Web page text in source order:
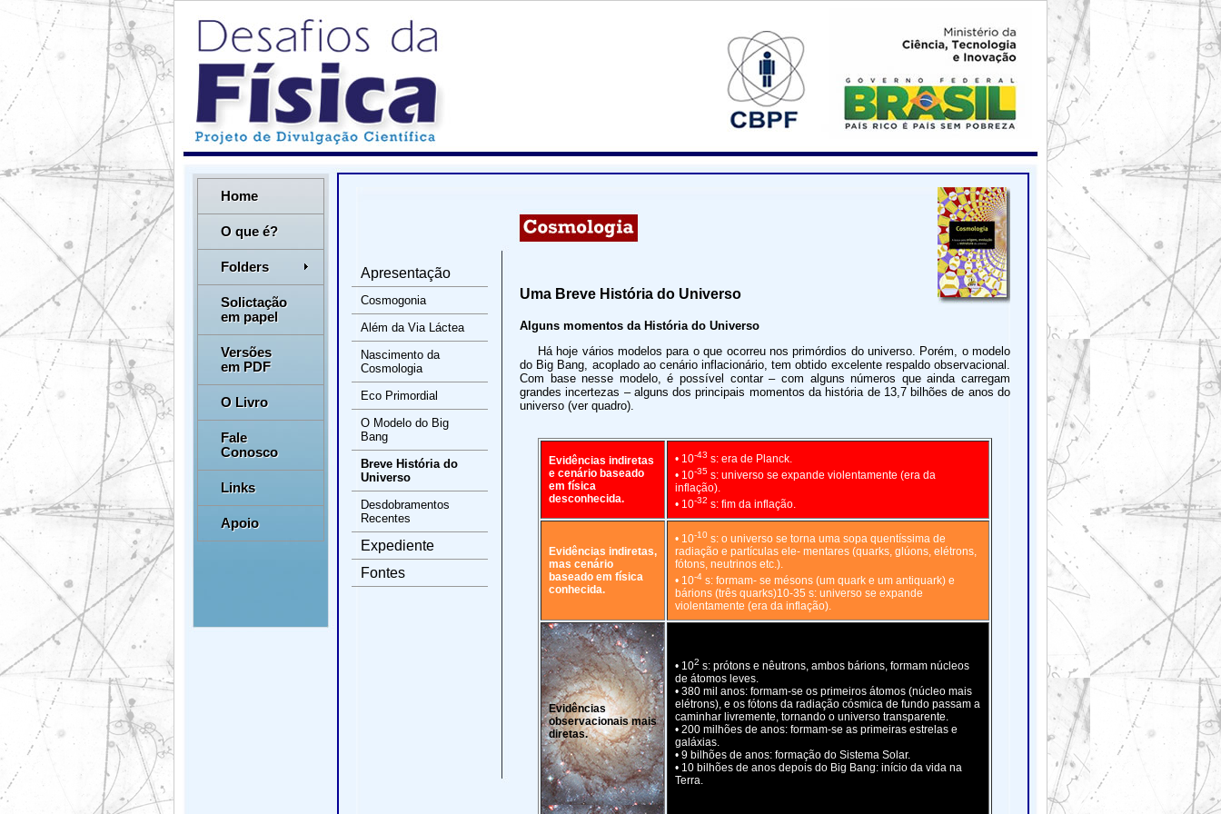
Home
O que é?
Folders
Solictação
em papel
Versões
em PDF
O Livro
Fale
Conosco
Links
Apoio
Uma Breve História do Universo
Alguns momentos da História do Universo
Há hoje vários modelos para o que ocorreu nos primórdios do universo. Porém, o modelo
do Big Bang, acoplado ao cenário inflacionário, tem obtido excelente respaldo observacional.
Com base nesse modelo, é possível contar – com alguns números que ainda carregam
grandes incertezas – alguns dos principais momentos da história de 13,7 bilhões de anos do
universo (ver quadro).
Evidências indiretas
e cenário baseado
em física
desconhecida.
• 10-43 s: era de Planck.
• 10-35 s: universo se expande violentamente (era da
inflação).
• 10-32 s: fim da inflação.
Evidências indiretas,
mas cenário
baseado em física
conhecida.
• 10-10 s: o universo se torna uma sopa quentíssima de
radiação e partículas ele- mentares (quarks, glúons, elétrons,
fótons, neutrinos etc.).
• 10-4 s: formam- se mésons (um quark e um antiquark) e
bárions (três quarks)10-35 s: universo se expande
violentamente (era da inflação).
Evidências
observacionais mais
diretas.
• 102 s: prótons e nêutrons, ambos bárions, formam núcleos
de átomos leves.
• 380 mil anos: formam-se os primeiros átomos (núcleo mais
elétrons), e os fótons da radiação cósmica de fundo passam a
caminhar livremente, tornando o universo transparente.
• 200 milhões de anos: formam-se as primeiras estrelas e
galáxias.
• 9 bilhões de anos: formação do Sistema Solar.
• 10 bilhões de anos depois do Big Bang: início da vida na
Terra.
Apresentação
Cosmogonia
Além da Via Láctea
Nascimento da
Cosmologia
Eco Primordial
O Modelo do Big
Bang
Breve História do
Universo
Desdobramentos
Recentes
Expediente
Fontes